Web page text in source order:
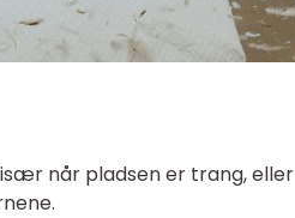
når pladsen er trang, eller